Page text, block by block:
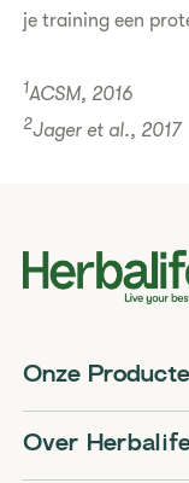
je training een
1ACSM, 2016
2Jager et al., 2017
Onze
Over